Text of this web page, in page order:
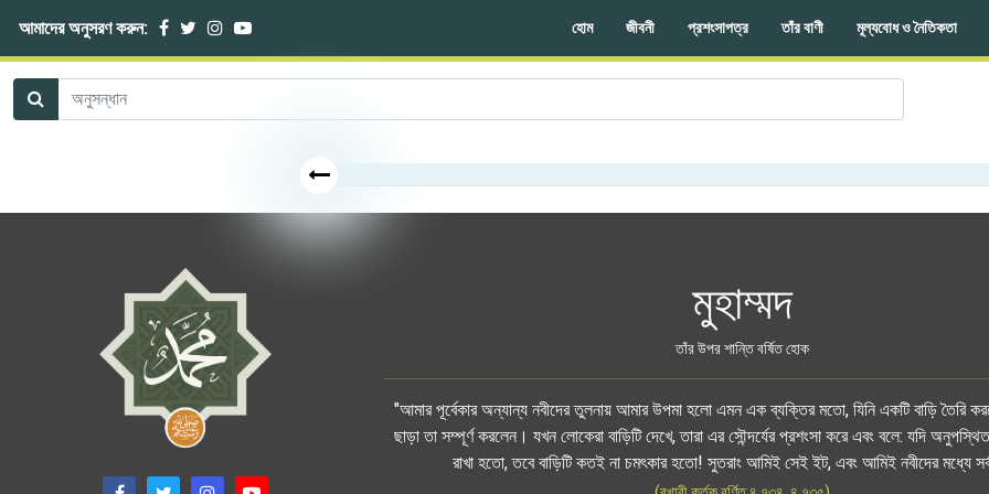
আমাদের অনুসরণ করুন: হোম জীবনী প্রশংসাপত্র তাঁর বাণী মূল্যবোধ ও নৈতিকতা
মুহাম্মদ
তাঁর উপর শান্তি বর্ষিত হোক
"আমার পূর্বেকার অন্যান্য নবীদের তুলনায় আমার উপমা হলো এমন এক ব্যক্তির মতো, যিনি একটি বাড়ি তৈরি
ছাড়া তা সম্পূর্ণ করলেন। যখন লোকেরা বাড়িটি দেখে, তারা এর সৌন্দর্যের প্রশংসা করে এবং বলে: যদি
রাখা হতো, তবে বাড়িটি কতই না চমৎকার হতো! সুতরাং আমিই সেই ইট, এবং আমিই নবীদের মধ্যে